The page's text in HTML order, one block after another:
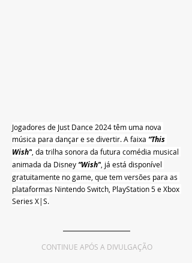
Jogadores de Just Dance 2024 têm uma nova
música para dançar e se divertir. A faixa “This
Wish” , da trilha sonora da futura comédia musical
animada da Disney “Wish” , já está disponível
gratuitamente no game, que tem versões para as
plataformas Nintendo Switch, PlayStation 5 e Xbox
Series X|S.
CONTINUE APÓS A DIVULGAÇÃO